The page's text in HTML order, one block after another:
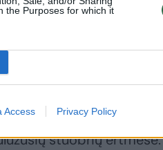
the Purposes for which it
Access Privacy Policy
vietose: vienos rūšys
kitos tam renkasi
stuobrių ertmėse.